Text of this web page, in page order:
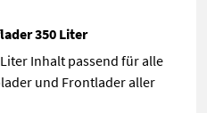
350 Liter
Inhalt passend für alle
und Frontlader aller